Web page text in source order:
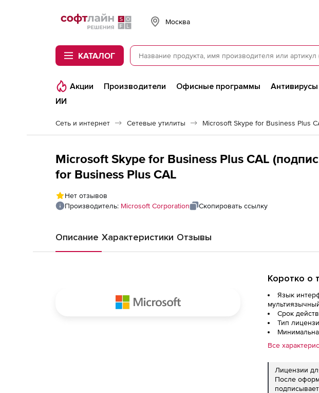
Softline
Москва
КАТАЛОГ
Акции Производители Офисные программы
ИИ
Сеть и интернет Сетевые утилиты Microsoft Skype for Business Plus
Microsoft Skype for Business Plus CAL
for Business Plus CAL
Нет отзывов
Производитель: Microsoft Corporation Скопировать ссылку
Описание Характеристики Отзывы
Коротко о
Язык
Срок
Тип
Все
Лицензии
После